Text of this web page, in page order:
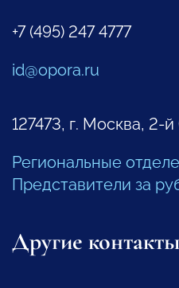
+7 (495) 247 4777
id@opora.ru
127473, г. Москва, 2-
Региональные
Представители за
Другие контакты